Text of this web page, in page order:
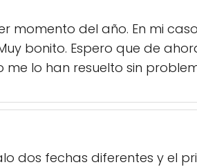
momento del año. En mi
bonito. Espero que de
lo han resuelto sin
dos fechas diferentes y el